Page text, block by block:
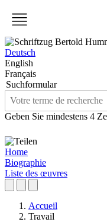
Deutsch
English
Français
Suchformular
Geben Sie mindestens 4
Home
Biographie
Liste des œuvres
Accueil
Travail